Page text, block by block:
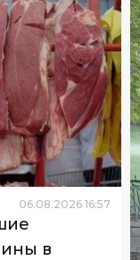
06.08.2026 16:57
в